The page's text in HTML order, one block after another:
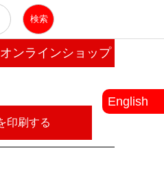
オンラインショップ
English